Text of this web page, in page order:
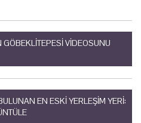
VIDEOSUNU
EN ESKI YERLEŞIM YERI: